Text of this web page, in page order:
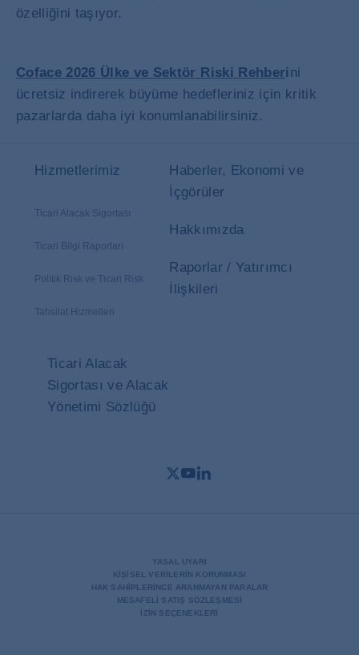
özelliğini taşıyor.
Coface 2026 Ülke ve Sektör Riski Rehberini
ücretsiz indirerek büyüme hedefleriniz için kritik
pazarlarda daha iyi konumlanabilirsiniz.
Hizmetlerimiz
Ticari Alacak Sigortası
Ticari Bilgi Raporları
Politik Risk ve Ticari Risk
Tahsilat Hizmetleri
Haberler, Ekonomi ve
İçgörüler
Hakkımızda
Raporlar / Yatırımcı
İlişkileri
Ticari Alacak
Sigortası ve Alacak
Yönetimi Sözlüğü
Twitter- Coface
Youtube
LinkedIn
YASAL UYARI
KIŞISEL VERILERIN KORUNMASI
HAK SAHIPLERINCE ARANMAYAN PARALAR
MESAFELI SATIŞ SÖZLEŞMESI
İZIN SEÇENEKLERI